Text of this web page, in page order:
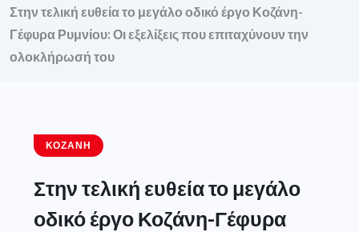
Στην τελική ευθεία το μεγάλο οδικό έργο Κοζάνη-
Γέφυρα Ρυμνίου: Οι εξελίξεις που επιταχύνουν την
ολοκλήρωσή του
ΚΟΖΆΝΗ
Στην τελική ευθεία το μεγάλο
οδικό έργο Κοζάνη-Γέφυρα